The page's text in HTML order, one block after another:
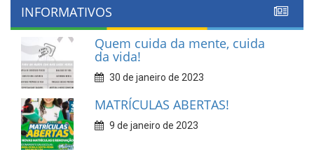
INFORMATIVOS
Quem cuida da mente, cuida
da vida!
30 de janeiro de 2023
MATRÍCULAS ABERTAS!
9 de janeiro de 2023